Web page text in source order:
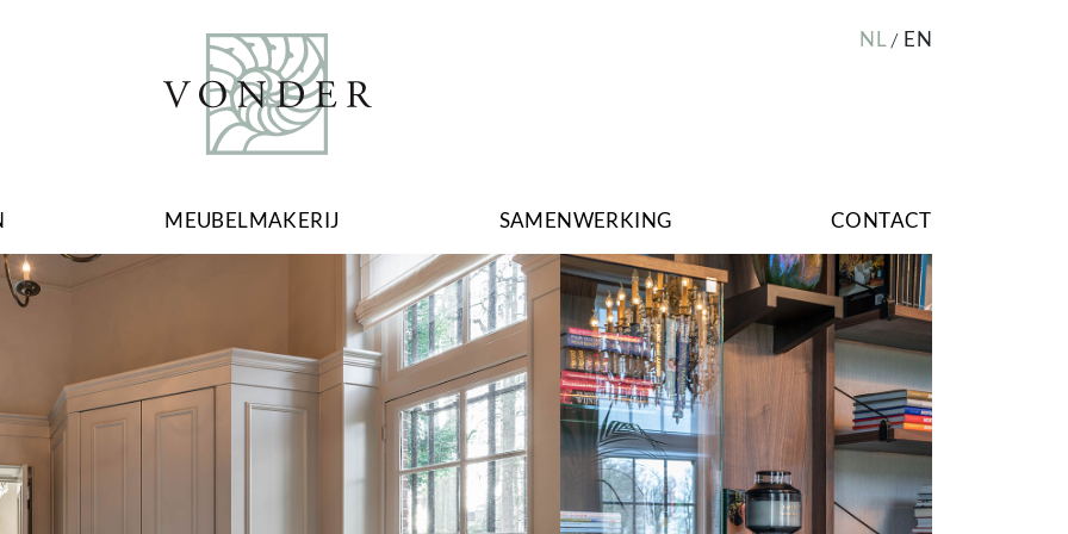
MEUBELMAKERIJ SAMENWERKING CONTACT
NL EN
Image